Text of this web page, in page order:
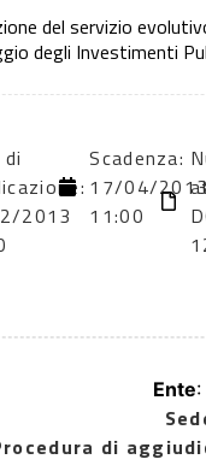
del servizio
degli Investimenti
2013
Scadenza:
17/04/
11:00
Ente
di